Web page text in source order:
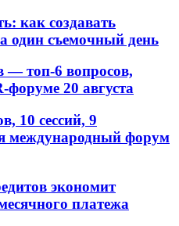
как создавать
один съемочный день
— топ-6 вопросов,
форуме 20 августа
10 сессий, 9
международный форум
экономит
платежа